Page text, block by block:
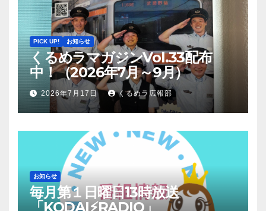
PICK UP! お知らせ
くるめラマガジンVol.33配布
中！（2026年7月～9月）
2026年7月17日 くるめラ広報部
お知らせ
毎月第１日曜日13時放送
「KODAI⚡RADIO」